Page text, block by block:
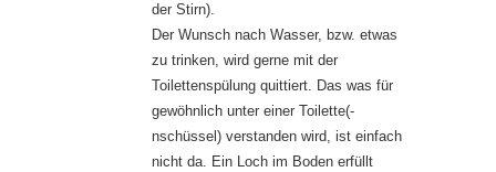
der Stirn).
Der Wunsch nach Wasser, bzw. etwas
zu trinken, wird gerne mit der
Toilettenspülung quittiert. Das was für
gewöhnlich unter einer Toilette(-
nschüssel) verstanden wird, ist einfach
nicht da. Ein Loch im Boden erfüllt